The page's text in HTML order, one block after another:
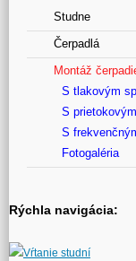
Studne
Čerpadlá
Montáž
S tlakovým
S
S
Fotogaléria
Rýchla navigácia:
Vŕtanie studní